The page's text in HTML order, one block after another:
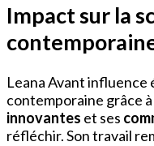
Impact sur la
Leana Avant
contemporaine grâce à
innovantes et ses
réfléchir. Son travail